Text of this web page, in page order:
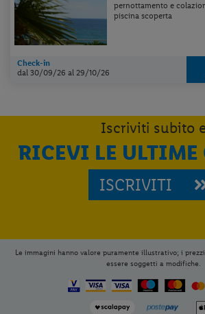
pernottamento e
piscina scoperta
Check-in
dal 30/09/26al 29/10/26
Iscriviti subito
RICEVI LE ULTIME
ISCRIVITI
Le immagini hanno valore puramente illustrativo; i
essere soggetti a modifiche.